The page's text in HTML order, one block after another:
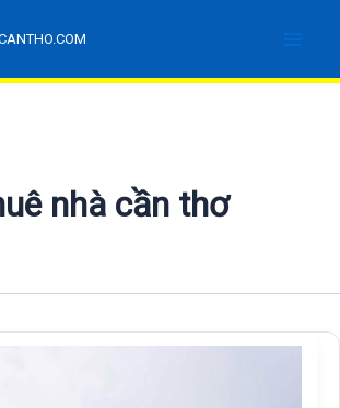
nhà cần thơ